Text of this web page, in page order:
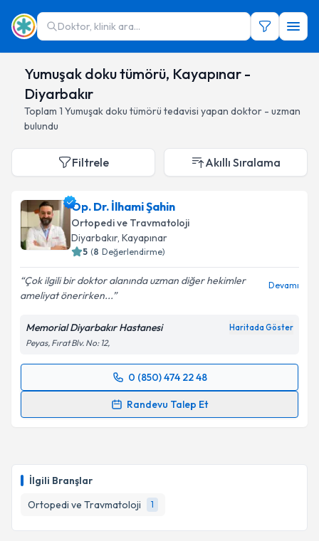
Doktor, klinik ara...
Yumuşak doku tümörü, Kayapınar -
Diyarbakır
Toplam 1 Yumuşak doku tümörü tedavisi yapan doktor - uzman
bulundu
İlgili Branşlar
Ortopedi ve Travmatoloji
1
Filtrele Akıllı Sıralama
Op. Dr. İlhami Şahin
Ortopedi ve Travmatoloji
Diyarbakır, Kayapınar
5 (8 Değerlendirme)
Çok ilgili bir doktor alanında uzman diğer hekimler
ameliyat önerirken...
Devamı
Memorial Diyarbakır Hastanesi Haritada Göster
Peyas, Fırat Blv. No: 12,
0 (850) 474 22 48
Randevu Talep Et
Randevu Takvimi Talebi
E-posta Adresiniz